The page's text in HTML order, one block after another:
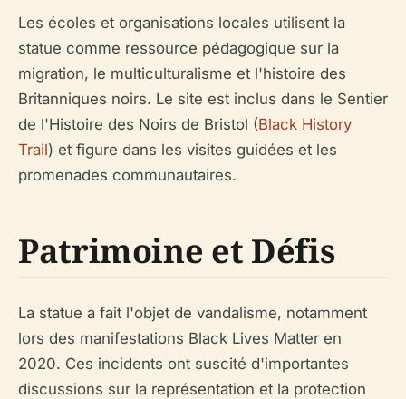
Les écoles et organisations locales utilisent la
statue comme ressource pédagogique sur la
migration, le multiculturalisme et l'histoire des
Britanniques noirs. Le site est inclus dans le Sentier
de l'Histoire des Noirs de Bristol (Black History
Trail) et figure dans les visites guidées et les
promenades communautaires.
Patrimoine et Défis
La statue a fait l'objet de vandalisme, notamment
lors des manifestations Black Lives Matter en
2020. Ces incidents ont suscité d'importantes
discussions sur la représentation et la protection